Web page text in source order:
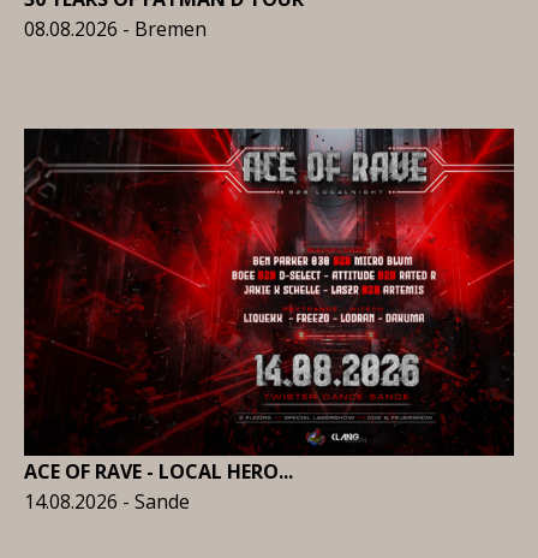
08.08.2026 - Bremen
ACE OF RAVE - LOCAL HERO...
14.08.2026 - Sande